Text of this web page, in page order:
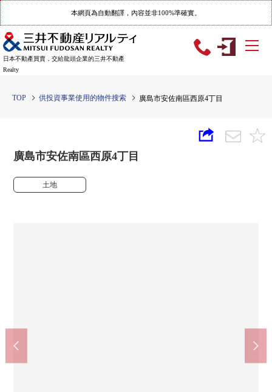
本網頁為自動翻譯，內容並非100%準確實。
日本不動產買賣，交給龍頭企業的三井不動產
Realty
TOP 供投資事業使用的物件搜索 廣島市安佐南區西原4丁目
廣島市安佐南區西原4丁目
土地